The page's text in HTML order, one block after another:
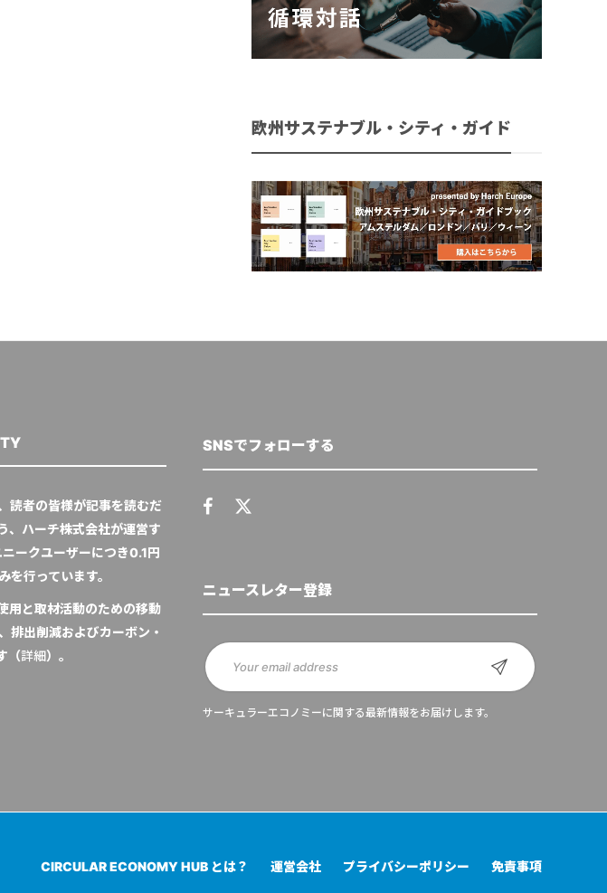
欧州サステナブル・シティ・ガイド
者の皆様が記事を読むだ
、ハーチ株式会社が運営す
ークユーザーにつき0.1円
を行っています。
用と取材活動のための移動
排出削減およびカーボン・
（詳細）。
SNSでフォローする
ニュースレター登録
サーキュラーエコノミーに関する最新情報をお届けします。
CIRCULAR ECONOMY HUB とは？ 運営会社 プライバシーポリシー 免責事項